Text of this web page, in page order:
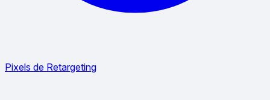
Pixels de Retargeting